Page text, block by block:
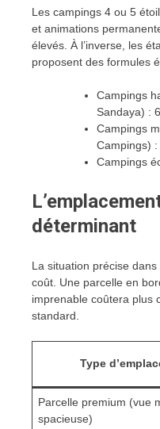
Les campings 4 ou 5
et animations
élevés. À l’inverse, les
proposent des formules
Campings
Sandaya) :
Campings
Campings)
Campings
déterminant
La situation précise
coût. Une parcelle en
imprenable coûtera plus
standard.
Type
Parcelle premium (vue
spacieuse)